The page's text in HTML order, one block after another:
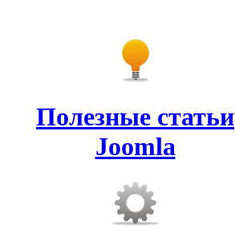
Полезные статьи
Joomla